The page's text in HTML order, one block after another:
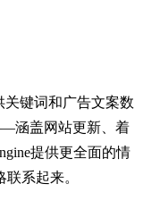
关键词和广告文案数
涵盖网站更新、着
提供更全面的情
系起来。